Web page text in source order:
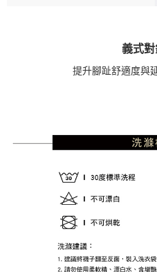
義式
提升腳趾舒適度與